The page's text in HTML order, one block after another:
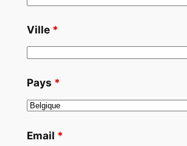
Ville *
Pays *
Email *